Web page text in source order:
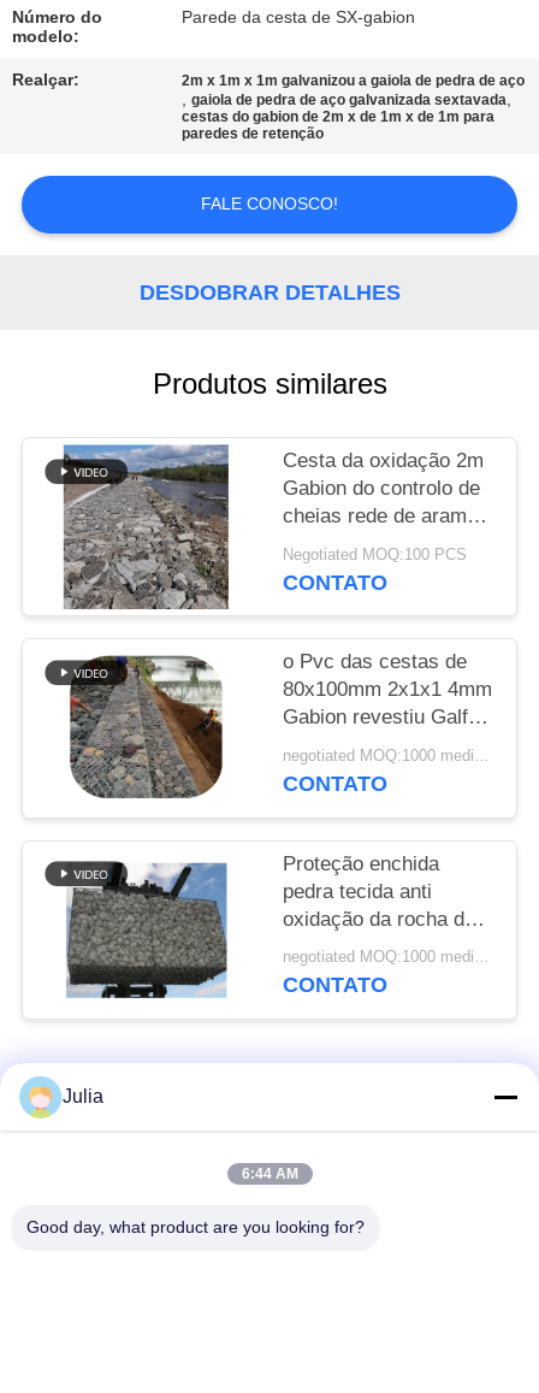
NOTÍCIAS
SOLICITE UM
ORÇAMENTO
MAPA
POLÍTICA
DE
PRIVACIDADE
Número do
modelo:
Parede da cesta de SX-gabion
Realçar: 2m x 1m x 1m galvanizou a gaiola de pedra de aço
,gaiola de pedra de aço galvanizada sextavada,
cestas do gabion de 2m x de 1m x de 1m para
paredes de retenção
FALE CONOSCO!
DESDOBRAR DETALHES
Produtos similares
Cesta da oxidação 2m
Gabion do controlo de
cheias rede de arame
sextavada da anti
Negotiated MOQ:100 PCS
CONTATO
o Pvc das cestas de
80x100mm 2x1x1 4mm
Gabion revestiu Galfan
zinco de 260 G/M
revestido
negotiated MOQ:1000 medidores quadrados
CONTATO
Proteção enchida
pedra tecida anti
oxidação da rocha das
cestas 1mx1mx1m de
Gabion
negotiated MOQ:1000 medidores quadrados
CONTATO
Categorias populares
Barreira militar
Barreiras defensivas
Barreiras enchidas
Julia
6:44 AM
Good day, what product are you looking for?